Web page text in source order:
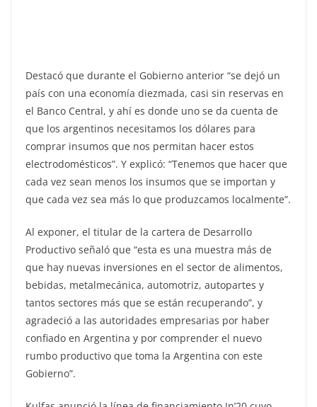
Destacó que durante el Gobierno anterior “se dejó un
país con una economía diezmada, casi sin reservas en
el Banco Central, y ahí es donde uno se da cuenta de
que los argentinos necesitamos los dólares para
comprar insumos que nos permitan hacer estos
electrodomésticos”. Y explicó: “Tenemos que hacer que
cada vez sean menos los insumos que se importan y
que cada vez sea más lo que produzcamos localmente”.
Al exponer, el titular de la cartera de Desarrollo
Productivo señaló que “esta es una muestra más de
que hay nuevas inversiones en el sector de alimentos,
bebidas, metalmecánica, automotriz, autopartes y
tantos sectores más que se están recuperando”, y
agradeció a las autoridades empresarias por haber
confiado en Argentina y por comprender el nuevo
rumbo productivo que toma la Argentina con este
Gobierno”.